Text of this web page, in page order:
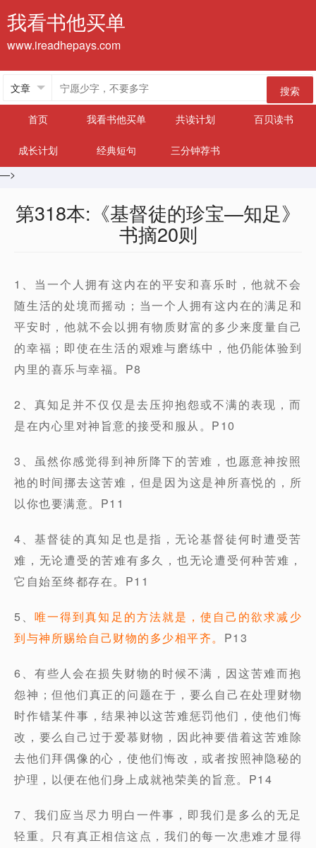
我看书他买单
www.ireadhepays.com
搜索
首页
我看书他买单 共读计划 百贝读书
成长计划 经典短句
三分钟荐书
—>
第318本:《基督徒的珍宝—知足》
书摘20则
1、当一个人拥有这内在的平安和喜乐时，他就不会
随生活的处境而摇动；当一个人拥有这内在的满足和
平安时，他就不会以拥有物质财富的多少来度量自己
的幸福；即使在生活的艰难与磨练中，他仍能体验到
内里的喜乐与幸福。P8
2、真知足并不仅仅是去压抑抱怨或不满的表现，而
是在内心里对神旨意的接受和服从。P10
3、虽然你感觉得到神所降下的苦难，也愿意神按照
祂的时间挪去这苦难，但是因为这是神所喜悦的，所
以你也要满意。P11
4、基督徒的真知足也是指，无论基督徒何时遭受苦
难，无论遭受的苦难有多久，也无论遭受何种苦难，
它自始至终都存在。P11
5、唯一得到真知足的方法就是，使自己的欲求减少
到与神所赐给自己财物的多少相平齐。 P13
6、有些人会在损失财物的时候不满，因这苦难而抱
怨神；但他们真正的问题在于，要么自己在处理财物
时作错某件事，结果神以这苦难惩罚他们，使他们悔
改，要么自己过于爱慕财物，因此神要借着这苦难除
去他们拜偶像的心，使他们悔改，或者按照神隐秘的
护理，以便在他们身上成就祂荣美的旨意。P14
7、我们应当尽力明白一件事，即我们是多么的无足
轻重。只有真正相信这点，我们的每一次患难才显得